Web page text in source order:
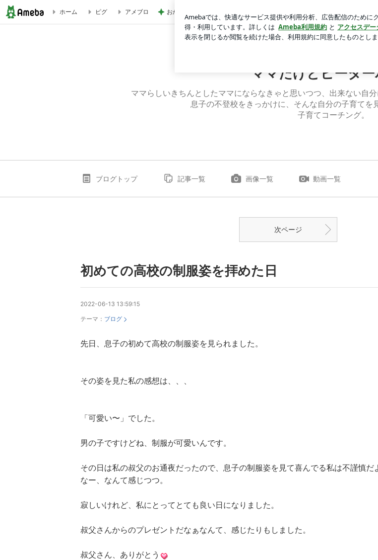
ホーム ピグ アメブロ おからハンバーグで腹パン腹痛地獄
ママだけどピーター
ママらしいきちんとしたママにならなきゃと思いつつ、出来ない自
息子の不登校をきっかけに、そんな自分の子育てを
子育てコーチング。
ブログトップ 記事一覧 画像一覧 動画一覧
次ページ
初めての高校の制服姿を拝めた日
2022-06-13 13:59:15
テーマ： ブログ
先日、息子の初めて高校の制服姿を見られました。
その姿を見た私の感想は、、、
「可愛い〜」でした。
男の子ですけどね、制服が可愛いんです。
その日は私の叔父のお通夜だったので、息子の制服姿を見て喜んでる私は不謹慎だ
なー、なんて感じつつ。
寂しいけれど、私にとってとても良い日になりました。
叔父さんからのプレゼントだなぁなんて、感じたりもしました。
叔父さん、ありがとう